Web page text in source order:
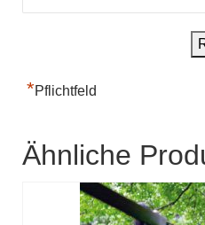
*Pflichtfeld
Ähnliche